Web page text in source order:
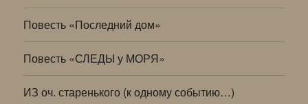
Повесть «Последний дом»
Повесть «СЛЕДЫ у МОРЯ»
ИЗ оч. старенького (к одному событию…)